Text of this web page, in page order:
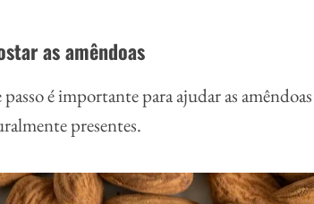
as amêndoas
passo é importante para ajudar as
presentes.